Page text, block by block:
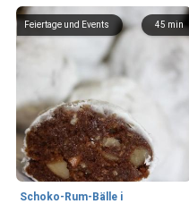
45 min
Feiertage und Events
Schoko-Rum-Bälle i